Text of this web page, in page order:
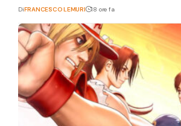
DiFRANCESCO LEMURI 18 ore fa